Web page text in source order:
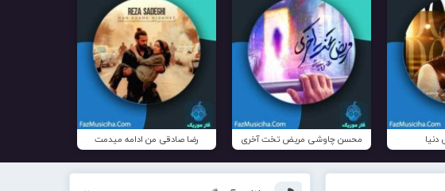
محسن چاوشی مریض تخت آخری رضا صادقی من ادامه میدمت